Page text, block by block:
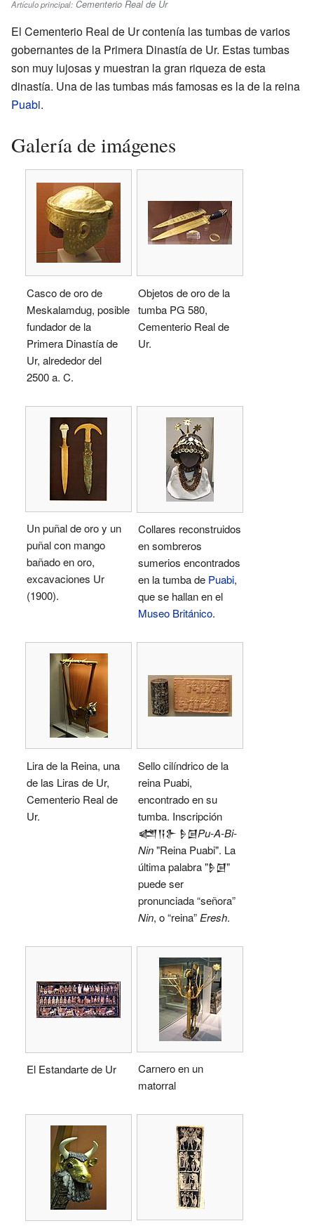
Artículo principal: Cementerio Real de Ur
El Cementerio Real de Ur contenía las tumbas de varios
gobernantes de la Primera Dinastía de Ur. Estas tumbas
son muy lujosas y muestran la gran riqueza de esta
dinastía. Una de las tumbas más famosas es la de la reina
Puabi.
Galería de imágenes
Casco de oro de
Meskalamdug, posible
fundador de la
Primera Dinastía de
Ur, alrededor del
2500 a. C.
Objetos de oro de la
tumba PG 580,
Cementerio Real de
Ur.
Un puñal de oro y un
puñal con mango
bañado en oro,
excavaciones Ur
(1900).
Collares reconstruidos
en sombreros
sumerios encontrados
en la tumba de Puabi,
que se hallan en el
Museo Británico.
Lira de la Reina, una
de las Liras de Ur,
Cementerio Real de
Ur.
Sello cilíndrico de la
reina Puabi,
encontrado en su
tumba. Inscripción
𒅤𒀀𒉿 𒊩𒌆Pu-A-Bi-
Nin"Reina Puabi". La
última palabra "𒊩𒌆"
puede ser
pronunciada “señora”
Nin, o “reina” Eresh.
El Estandarte de Ur
Carnero en un
matorral